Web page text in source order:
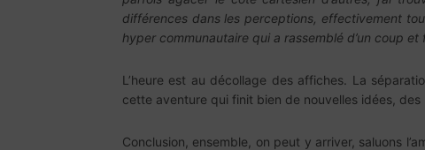
différences dans les perceptions, effectivement
hyper communautaire qui a rassemblé d’un coup
L’heure est au décollage des affiches. La
cette aventure qui finit bien de nouvelles idées,
Conclusion, ensemble, on peut y arriver, saluons